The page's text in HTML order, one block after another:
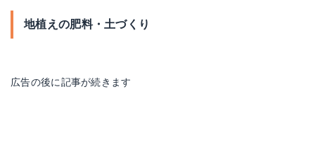
地植えの肥料・土づくり
広告の後に記事が続きます